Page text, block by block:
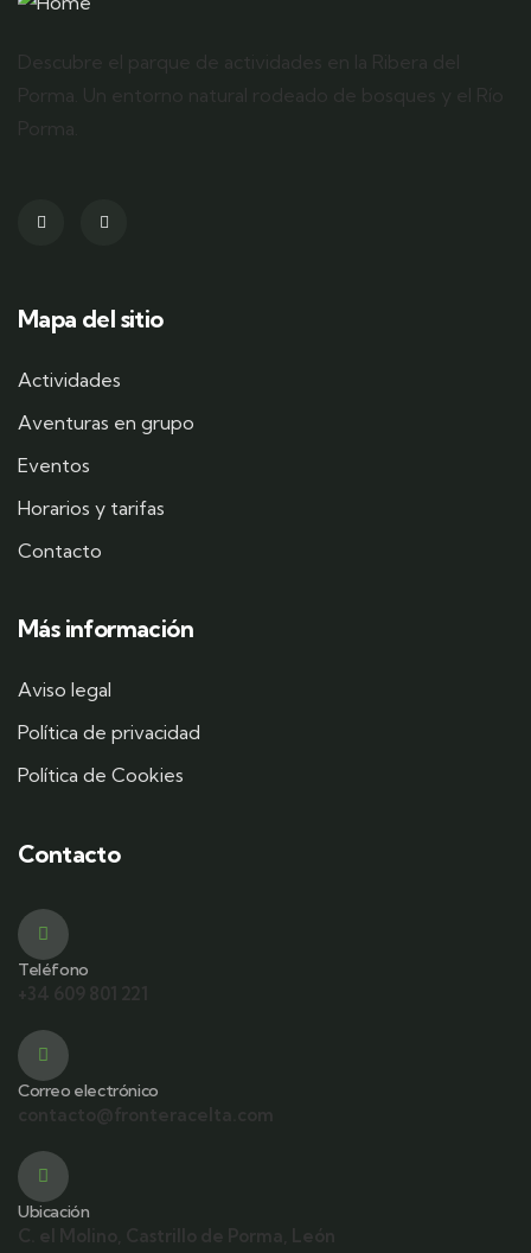
Mapa del sitio
Actividades
Aventuras en grupo
Eventos
Horarios y tarifas
Contacto
Más información
Aviso legal
Política de privacidad
Política de Cookies
Contacto
Teléfono
Correo electrónico
Ubicación